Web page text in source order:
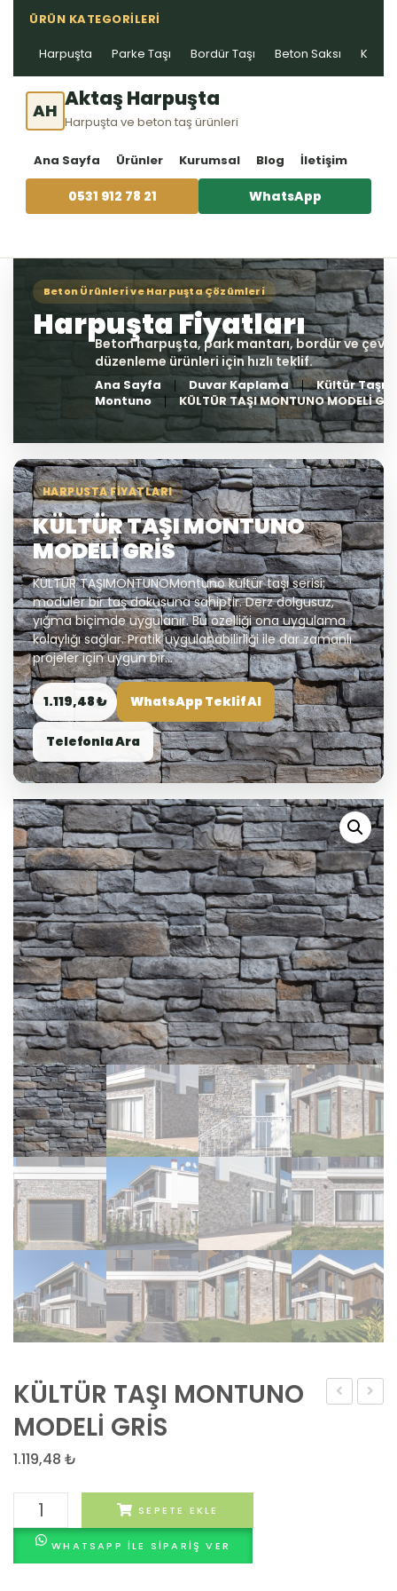
ÜRÜN KATEGORILERI
Harpuşta Parke Taşı Bordür Taşı Beton Saksı Kablo
AH Aktaş Harpuşta
Harpuşta ve beton taş ürünleri
Ana Sayfa Ürünler Kurumsal Blog İletişim
0531 912 78 21 WhatsApp
Ana Sayfa Duvar Kaplama
Kültür Taşı
Montuno
KÜLTÜR TAŞI MONTUNO MODELİ
HARPUSTA FIYATLARI
KÜLTÜR TAŞI MONTUNO
MODELİ GRİS
KÜLTÜR TAŞIMONTUNOMontuno kültür taşı serisi;
modüler bir taş dokusuna sahiptir. Derz dolgusuz,
yığma biçimde uygulanır. Bu özelliği ona uygulama
kolaylığı sağlar. Pratik uygulanabilirliği ile dar zamanlı
projeler için uygun bir...
1.119,48 ₺ WhatsApp Teklif Al
Telefonla Ara
KÜLTÜR TAŞI MONTUNO
MODELİ GRİS
1.119,48 ₺
KÜLTÜR
TAŞI
MONTUNO
SEPETE EKLE
WHATSAPP ILE SIPARIŞ VER